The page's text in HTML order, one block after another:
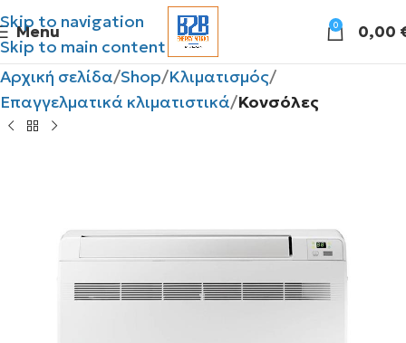
Skip to navigation
Skip to main content
Menu 0 0,00
Αρχική σελίδα Shop Κλιματισμός
Επαγγελματικά κλιματιστικά Κονσόλες